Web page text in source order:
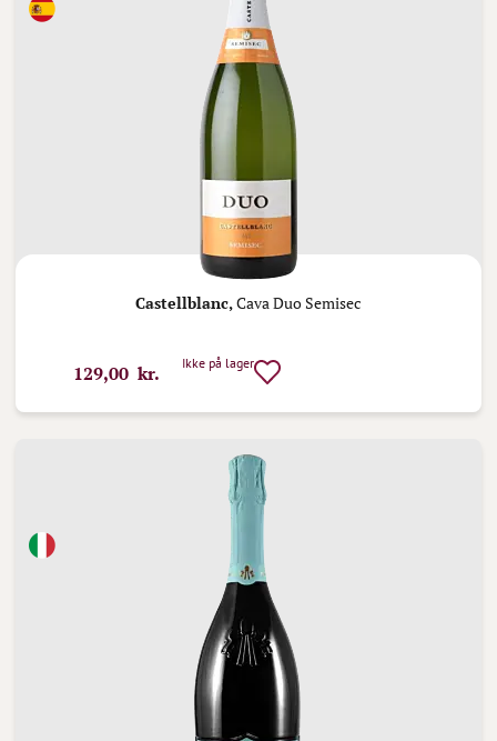
Castellblanc, Cava Duo Semisec
129,00 kr. Ikke på lager